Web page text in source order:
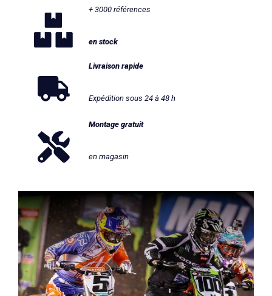
+ 3000 références
en stock
Livraison rapide
Expédition sous 24 à 48 h
Montage gratuit
en magasin